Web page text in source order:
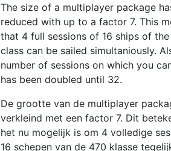
The size of a multiplayer package
reduced with up to a factor 7. This
that 4 full sessions of 16 ships of
class can be sailed simultaniously.
number of sessions on which you
has been doubled until 32.
De grootte van de multiplayer
verkleind met een factor 7. Dit
het nu mogelijk is om 4 volledige
16 schepen van de 470 klasse